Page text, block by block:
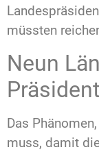
müssten
Neun
Das
muss, damit